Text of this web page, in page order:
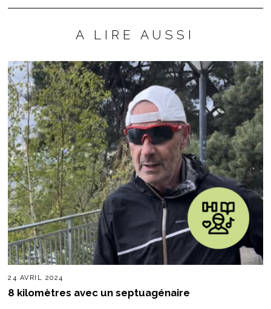
A LIRE AUSSI
24 AVRIL 2024
8 kilomètres avec un septuagénaire